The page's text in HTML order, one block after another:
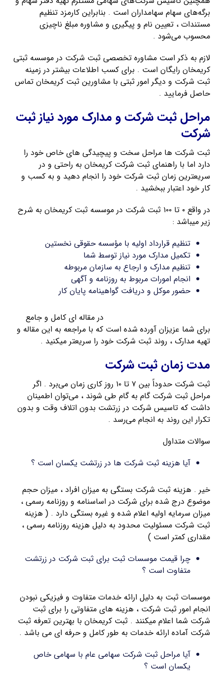
برگه‌های سهام سهامداران است . بنابراین کارمزد تنظیم
مستندات ، تعیین نام و پیگیری و مشاوره مبلغ ناچیزی
محسوب می‌شود .
لازم به ذکر است مشاوره تخصصی ثبت شرکت در موسسه ثبتی
کریمخان رایگان است . برای کسب اطلاعات بیشتر در زمینه
ثبت شرکت و دیگر امور ثبتی با مشاورین ثبت کریمخان تماس
حاصل فرمایید .
مراحل ثبت شرکت و مدارک مورد نیاز ثبت
شرکت
ثبت شرکت ها مراحل سخت و پیچیدگی های خاص خود را
دارد اما با راهنمای ثبت شرکت کریمخان به راحتی و در
سریعترین زمان ثبت شرکت خود را انجام دهید و به کسب و
کار خود اعتبار ببخشید .
در واقع ۰ تا ۱۰۰ ثبت شرکت در موسسه ثبت کریمخان به شرح
زیر میباشد :
تنظیم قرارداد اولیه با مؤسسه حقوقی نخستین
تکمیل مدارک مورد نیاز توسط شما
تنظیم مدارک و ارجاع به سازمان مربوطه
انجام امورات مربوط به روزنامه و آگهی
حضور موکل و دریافت گواهینامه پایان کار
در مقاله ای کامل و جامع
برای شما عزیزان آورده شده است که با مراجعه به این مقاله و
تهیه مدارک ، روند ثبت شرکت خود را سریعتر میکنید .
مدت زمان ثبت شرکت
ثبت شرکت حدوداً بین ۷ تا ۱۰ روز کاری زمان می‌برد . اگر
مراحل ثبت شرکت گام به گام طی شوند ، می‌توان اطمینان
داشت که تاسیس شرکت در زرتشت بدون اتلاف وقت و بدون
تکرار این روند به انجام می‌رسد .
سوالات متداول
آیا هزینه ثبت شرکت ها در زرتشت یکسان است ؟
خیر . هزینه ثبت شرکت بستگی به میزان افراد ، میزان حجم
موضوع درج شده برای شرکت در اساسنامه و روزنامه رسمی ،
میزان سرمایه اولیه اعلام شده و غیره بستگی دارد . ( هزینه
ثبت شرکت مسئولیت محدود به دلیل هزینه روزنامه رسمی ،
مقداری کمتر است )
چرا قیمت موسسات ثبت برای ثبت شرکت در زرتشت
متفاوت است ؟
موسسات ثبت به دلیل ارائه خدمات متفاوت و فیزیکی نبودن
انجام امور ثبت شرکت ، هزینه های متفاوتی را برای ثبت
شرکت شما اعلام میکنند . ثبت کریمخان با بهترین تعرفه ثبت
شرکت آماده ارائه خدمات به طور کامل و حرفه ای می باشد .
آیا مراحل ثبت شرکت سهامی عام با سهامی خاص
یکسان است ؟